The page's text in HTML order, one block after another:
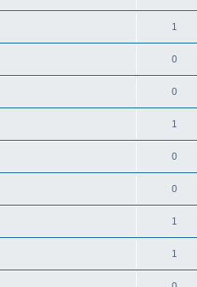
1
0
0
1
0
0
1
1